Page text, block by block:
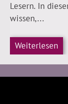
Lesern. In
wissen,...
Weiterlesen